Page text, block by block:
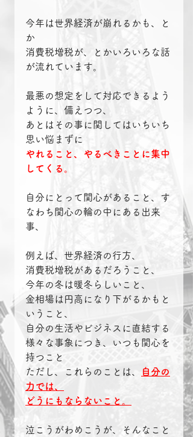
今年は世界経済が崩れるかも、と
か
消費税増税が、とかいろいろな話
が流れています。
最悪の想定をして対応できるよう
ように、備えつつ、
あとはその事に関してはいちいち
思い悩まずに
やれること、やるべきことに集中
してくる。
自分にとって関心があること、す
なわち関心の輪の中にある出来
事、
例えば、世界経済の行方、
消費税増税があるだろうこと、
今年の冬は暖冬らしいこと、
金相場は円高になり下がるかもと
いうこと、
自分の生活やビジネスに直結する
様々な事象につき、いつも関心を
持つこと
ただし、これらのことは、
自分の
力では、
どうにもならないこと。
泣こうがわめこうが、そんなこと